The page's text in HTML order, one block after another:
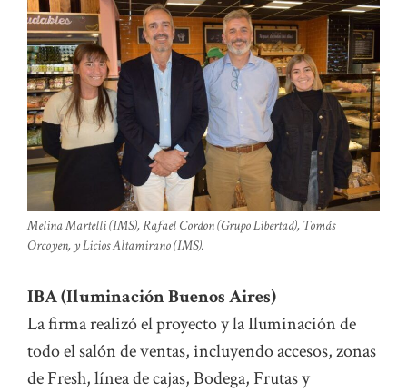
Melina Martelli (IMS), Rafael Cordon (Grupo Libertad), Tomás
Orcoyen, y Licios Altamirano (IMS).
IBA (Iluminación Buenos Aires)
La firma realizó el proyecto y la Iluminación de
todo el salón de ventas, incluyendo accesos, zonas
de Fresh, línea de cajas, Bodega, Frutas y